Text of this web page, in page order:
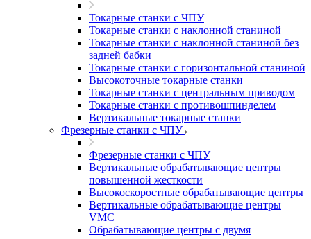
Токарные станки с ЧПУ
Токарные станки с наклонной станиной
Токарные станки с наклонной станиной без
задней бабки
Токарные станки с горизонтальной станиной
Высокоточные токарные станки
Токарные станки с центральным приводом
Токарные станки с противошпинделем
Вертикальные токарные станки
Фрезерные станки с ЧПУ
Фрезерные станки с ЧПУ
Вертикальные обрабатывающие центры
повышенной жесткости
Высокоскоростные обрабатывающие центры
Вертикальные обрабатывающие центры
VMC
Обрабатывающие центры с двумя